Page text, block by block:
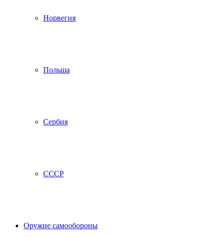
Норвегия
Польша
Сербия
СССР
Оружие самообороны